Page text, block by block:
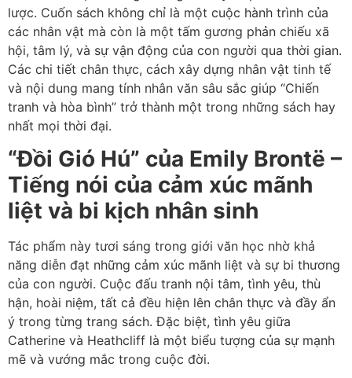
lược. Cuốn sách không chỉ là một cuộc hành trình của
các nhân vật mà còn là một tấm gương phản chiếu xã
hội, tâm lý, và sự vận động của con người qua thời gian.
Các chi tiết chân thực, cách xây dựng nhân vật tinh tế
và nội dung mang tính nhân văn sâu sắc giúp “Chiến
tranh và hòa bình” trở thành một trong những sách hay
nhất mọi thời đại.
“Đồi Gió Hú” của Emily Brontë –
Tiếng nói của cảm xúc mãnh
liệt và bi kịch nhân sinh
Tác phẩm này tươi sáng trong giới văn học nhờ khả
năng diễn đạt những cảm xúc mãnh liệt và sự bi thương
của con người. Cuộc đấu tranh nội tâm, tình yêu, thù
hận, hoài niệm, tất cả đều hiện lên chân thực và đầy ẩn
ý trong từng trang sách. Đặc biệt, tình yêu giữa
Catherine và Heathcliff là một biểu tượng của sự mạnh
mẽ và vướng mắc trong cuộc đời.